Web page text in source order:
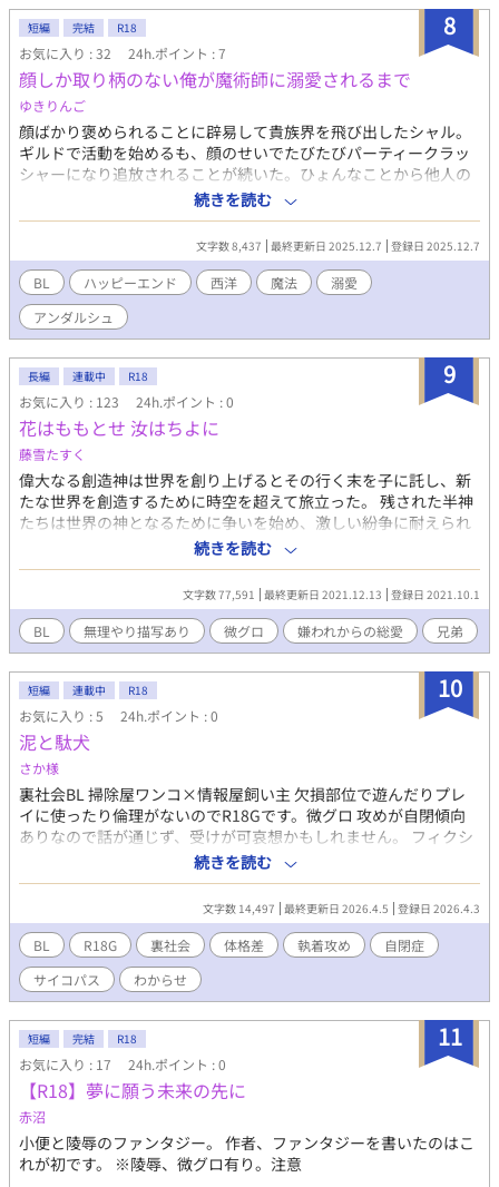
8
短編 完結 R18
お気に入り : 32 24h.ポイント : 7
顔しか取り柄のない俺が魔術師に溺愛されるまで
ゆきりんご
顔ばかり褒められることに辟易して貴族界を飛び出したシャル。
ギルドで活動を始めるも、顔のせいでたびたびパーティークラッ
シャーになり追放されることが続いた。ひょんなことから他人の
顔の区別がつかないという魔術師とバディを組むことにな
り……？ 他人の顔の区別ができない攻め×美形な自分の顔が嫌な
続きを読む
文字数 8,437 最終更新日 2025.12.7 登録日 2025.12.7
BL ハッピーエンド 西洋 魔法
溺愛
アンダルシュ
9
長編 連載中 R18
お気に入り : 123 24h.ポイント : 0
花はももとせ 汝はちよに
藤雪たすく
偉大なる創造神は世界を創り上げるとその行く末を子に託し、新
たな世界を創造するために時空を超えて旅立った。 残された半神
たちは世界の神となるために争いを始め、激しい紛争に耐えられ
なくなった世界はやがて細かく砕けてしまった。 『砕けた世界を
一つに纏め統治した者がこの世界の神となる』 世界に神の力を受
け継ぐ者は一人で良い。半神の兄弟達は世界の神となるべく争い
を繰り返していく。 そこに愛など存在しない筈だった。
続きを読む
文字数 77,591 最終更新日 2021.12.13 登録日 2021.10.1
BL 無理やり描写あり 微グロ 嫌われからの総愛 兄弟
10
短編 連載中 R18
お気に入り : 5 24h.ポイント : 0
泥と駄犬
さか様
裏社会BL 掃除屋ワンコ×情報屋飼い主 欠損部位で遊んだりプレ
イに使ったり倫理がないのでR18Gです。微グロ 攻めが自閉傾向
ありなので話が通じず、受けが可哀想かもしれません。 フィクシ
ョン、ファンタジーです。実際の…というのはないです。推奨も
してません。なーんにも。 登場人物 佐々木一馬（ささき かず
ま） 攻め。 • 190cm超 / 掃除屋（クリーナー） • 彫刻のような美
貌を持つ巨漢。裕福な家庭に生まれるも、自閉傾向と加減の利か
ない暴力性を「欠陥」と見なされ放り出された。 • 感情の起伏が
乏しく、常にどこか浮ついた子供のような純粋さを持つ。幸也を
「聖域」として崇拝しており、彼を不快にする存在を「解体」し
ては、その一部を（場合によっては）樹脂固めにして持ち帰るの
が日課。 • 痛覚が鈍く、リミッターが外れた筋力を持つ。幸也を
可愛がりすぎて死なせかけることもしばしば。 氷室幸也（ひむ
ろ さちや） 受け。 • 細身 / 情報屋（スカベンジャー） • 切れ長の
瞳が印象的な、刺すような美形。舌に銀のピアス。 • 劣悪な環境
で育った打算的なリアリスト。行き倒れていた一馬を「使える金
蔓」として拾い、裏社会のルールを教え込んだ飼い主……のつも
りだった。 • 圧倒的な体格差と一馬の無垢な狂気に抗えず、心身
ともに蹂躙され尽くしている。一馬の眉尻にある古傷（自分を庇
続きを読む
文字数 14,497 最終更新日 2026.4.5 登録日 2026.4.3
BL R18G 裏社会 体格差 執着攻め
自閉症
サイコパス
わからせ
11
短編 完結 R18
お気に入り : 17 24h.ポイント : 0
【R18】夢に願う未来の先に
赤沼
小便と陵辱のファンタジー。 作者、ファンタジーを書いたのはこ
れが初です。 ※陵辱、微グロ有り。注意